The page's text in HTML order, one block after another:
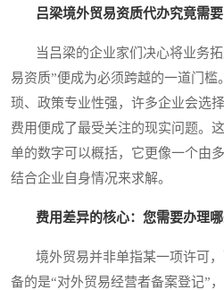
吕梁境外贸易资质代办究竟需要
当吕梁的企业家们决心将业务拓
易资质”便成为必须跨越的一道门槛
琐、政策专业性强，许多企业会选
费用便成了最受关注的现实问题。
单的数字可以概括，它更像一个由
结合企业自身情况来求解。
费用差异的核心：您需要办理
境外贸易并非单指某一项许可，
备的是“对外贸易经营者备案登记”